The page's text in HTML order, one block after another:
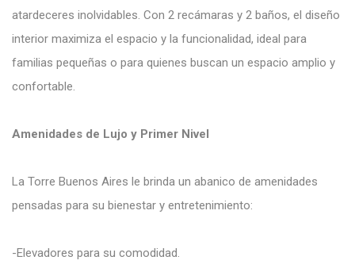
atardeceres inolvidables. Con 2 recámaras y 2 baños, el diseño
interior maximiza el espacio y la funcionalidad, ideal para
familias pequeñas o para quienes buscan un espacio amplio y
confortable.
Amenidades de Lujo y Primer Nivel
La Torre Buenos Aires le brinda un abanico de amenidades
pensadas para su bienestar y entretenimiento:
-Elevadores para su comodidad.